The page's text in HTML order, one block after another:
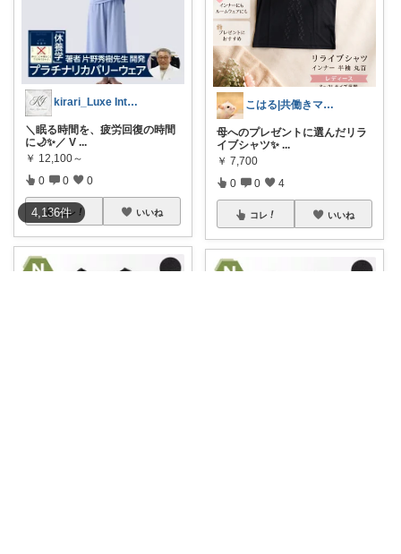
4,136件
kirari_Luxe Interior
＼眠る時間を、疲労回復の時間
に🌙✨／ V ...
￥ 12,100～
0 0 0
コレ いいね
こはる|共働きママのお助け&癒しアイテム
母へのプレゼントに選んだリラ
イブシャツ✨ ...
￥ 7,700
0 0 4
コレ いいね